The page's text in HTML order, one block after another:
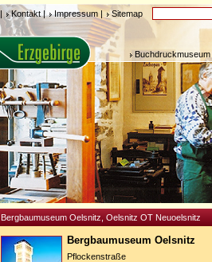
| Kontakt | Impressum | Sitemap
Bergbaumuseum Oelsnitz, Oelsnitz OT Neuoelsnitz
Bergbaumuseum Oelsnitz
Pflockenstraße